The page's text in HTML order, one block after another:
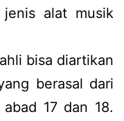
alat musik
bisa diartikan
berasal dari
17 dan 18.